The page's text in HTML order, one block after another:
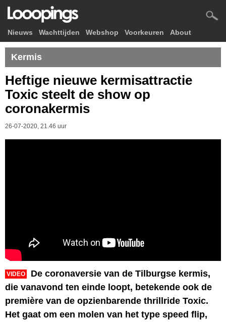
Nieuws Wachttijden Webshop Voorkeuren About
Kermis
Heftige nieuwe kermisattractie
Toxic steelt de show op
coronakermis
26-07-2020, 21.46 uur
VIDEO
De coronaversie van de Tilburgse kermis,
die vanavond ten einde loopt, betekende ook de
première van de opzienbarende thrillride Toxic.
Het gaat om een molen van het type speed flip,